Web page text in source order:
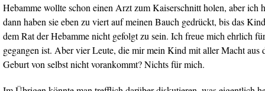
Hebamme wollte schon einen Arzt zum Kaiserschnitt holen, aber ich
dann haben sie eben zu viert auf meinen Bauch gedrückt, bis das
dem Rat der Hebamme nicht gefolgt zu sein. Ich freue mich ehrlich
gegangen ist. Aber vier Leute, die mir mein Kind mit aller Macht aus
Geburt von selbst nicht vorankommt? Nichts für mich.